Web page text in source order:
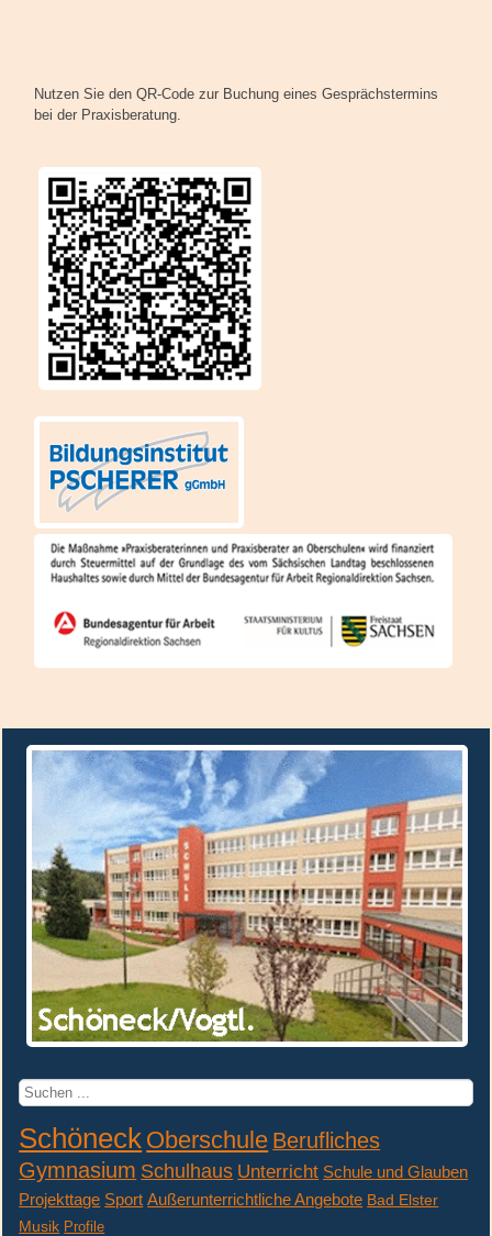
Nutzen Sie den QR-Code zur Buchung eines Gesprächstermins
bei der Praxisberatung.
Suchen
Schöneck Oberschule Berufliches
Gymnasium Schulhaus Unterricht Schule und Glauben
Projekttage Sport Außerunterrichtliche Angebote Bad Elster
Musik Profile